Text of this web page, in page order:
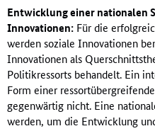
Entwicklung einer nationalen
Innovationen: Für die
werden soziale Innovationen
Innovationen als
Politikressorts behandelt. Ein
Form einer
gegenwärtig nicht. Eine
werden, um die Entwicklung